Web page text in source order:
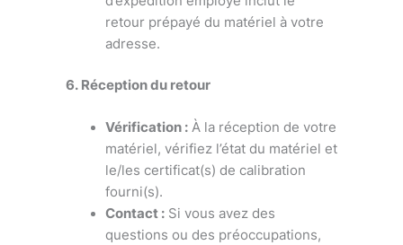
retour prépayé du matériel à votre
adresse.
6. Réception du retour
Vérification :À la réception de votre
matériel, vérifiez l’état du matériel et
le/les certificat(s) de calibration
fourni(s).
Contact :Si vous avez des
questions ou des préoccupations,